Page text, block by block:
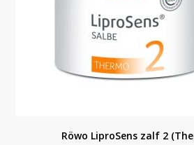
Röwo LiproSens zalf 2